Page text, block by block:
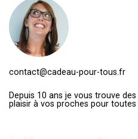
contact@cadeau-pour-tous.fr
Depuis 10 ans je vous trouve
plaisir à vos proches pour